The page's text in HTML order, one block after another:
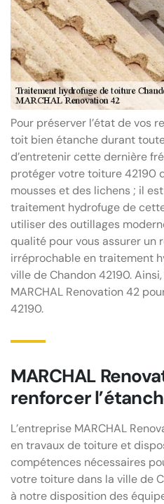
Pour préserver l’état de vos
toit bien étanche durant
d’entretenir cette dernière
protéger votre toiture 42190
mousses et des lichens ; il
traitement hydrofuge de
utiliser des outillages
qualité pour vous assurer un
irréprochable en traitement
ville de Chandon 42190.
MARCHAL Renovation 42
42190.
MARCHAL
renforcer
L’entreprise MARCHAL
en travaux de toiture et
compétences nécessaires
votre toiture dans la ville de
à notre disposition des